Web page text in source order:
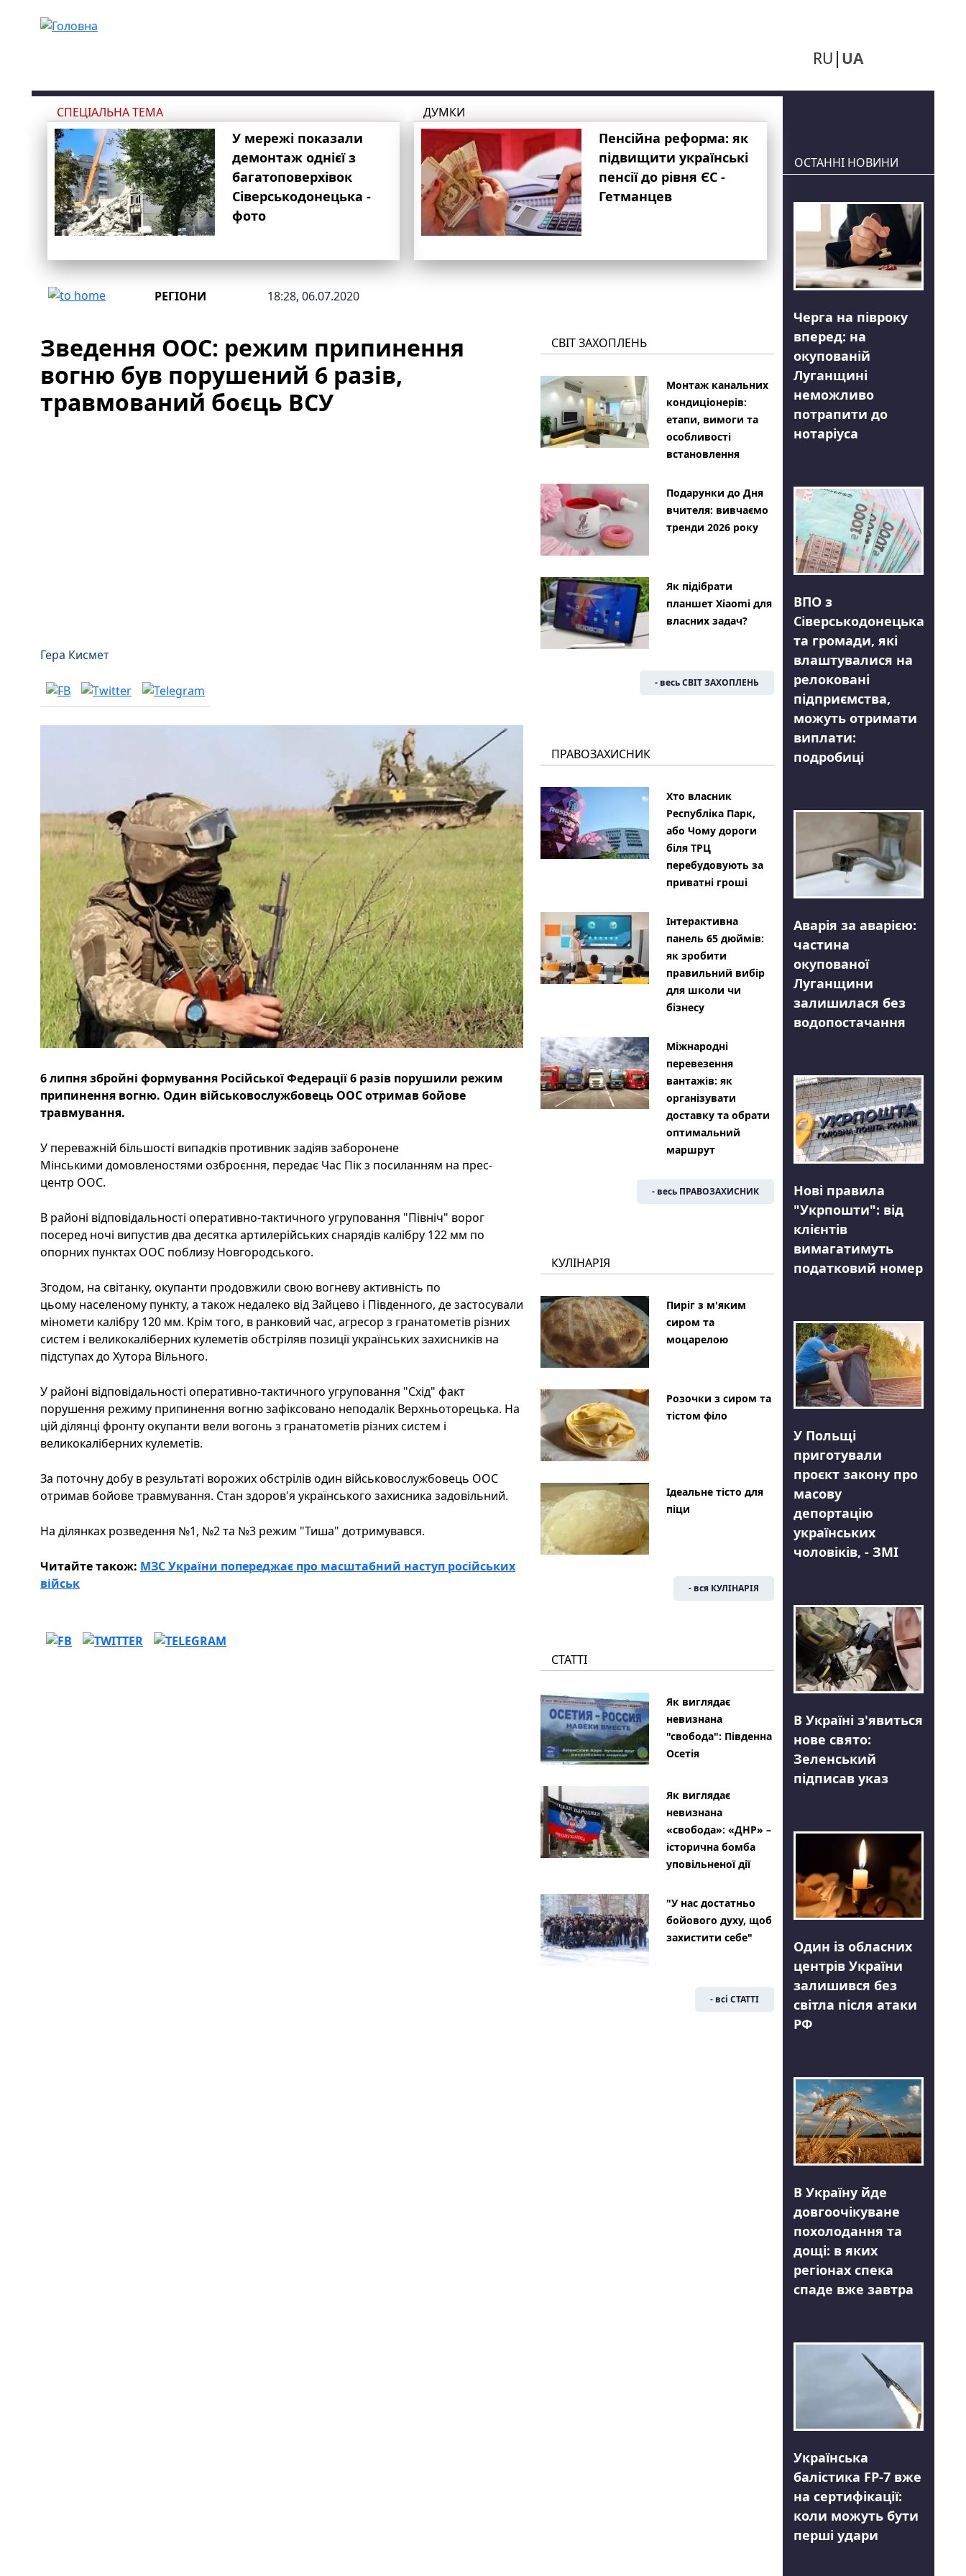
RU UA
СПЕЦІАЛЬНА ТЕМА
У мережі показали
демонтаж однієї з
багатоповерхівок
Сіверськодонецька -
фото
ДУМКИ
Пенсійна реформа: як
підвищити українські
пенсії до рівня ЄС -
Гетманцев
РЕГІОНИ 18:28, 06.07.2020
Зведення ООС: режим припинення
вогню був порушений 6 разів,
травмований боєць ВСУ
Гера Кисмет
6 липня збройні формування Російської Федерації 6 разів порушили режим
припинення вогню. Один військовослужбовець ООС отримав бойове
травмування.
У переважній більшості випадків противник задіяв заборонене
Мінськими домовленостями озброєння, передає Час Пік з посиланням на прес-
центр ООС.
В районі відповідальності оперативно-тактичного угруповання "Північ" ворог
посеред ночі випустив два десятка артилерійських снарядів калібру 122 мм по
опорних пунктах ООС поблизу Новгородського.
Згодом, на світанку, окупанти продовжили свою вогневу активність по
цьому населеному пункту, а також недалеко від Зайцево і Південного, де застосували
міномети калібру 120 мм. Крім того, в ранковий час, агресор з гранатометів різних
систем і великокаліберних кулеметів обстріляв позиції українських захисників на
підступах до Хутора Вільного.
У районі відповідальності оперативно-тактичного угруповання "Схід" факт
порушення режиму припинення вогню зафіксовано неподалік Верхньоторецька. На
цій ділянці фронту окупанти вели вогонь з гранатометів різних систем і
великокаліберних кулеметів.
За поточну добу в результаті ворожих обстрілів один військовослужбовець ООС
отримав бойове травмування. Стан здоров'я українського захисника задовільний.
На ділянках розведення №1, №2 та №3 режим "Тиша" дотримувався.
Читайте також: МЗС України попереджає про масштабний наступ російських
військ
СВІТ ЗАХОПЛЕНЬ
Монтаж канальних
кондиціонерів:
етапи, вимоги та
особливості
встановлення
Подарунки до Дня
вчителя: вивчаємо
тренди 2026 року
Як підібрати
планшет Xiaomi для
власних задач?
- весь СВІТ ЗАХОПЛЕНЬ
ПРАВОЗАХИСНИК
Хто власник
Республіка Парк,
або Чому дороги
біля ТРЦ
перебудовують за
приватні гроші
Інтерактивна
панель 65 дюймів:
як зробити
правильний вибір
для школи чи
бізнесу
Міжнародні
перевезення
вантажів: як
організувати
доставку та обрати
оптимальний
маршрут
- весь ПРАВОЗАХИСНИК
КУЛІНАРІЯ
Пиріг з м'яким
сиром та
моцарелою
Розочки з сиром та
тістом філо
Ідеальне тісто для
піци
- вся КУЛІНАРІЯ
СТАТТІ
Як виглядає
невизнана
"свобода": Південна
Осетія
Як виглядає
невизнана
«свобода»: «ДНР» –
історична бомба
уповільненої дії
"У нас достатньо
бойового духу, щоб
захистити себе"
- всі СТАТТІ
ОСТАННІ НОВИНИ
Черга на півроку
вперед: на
окупованій
Луганщині
неможливо
потрапити до
нотаріуса
ВПО з
Сіверськодонецька
та громади, які
влаштувалися на
релоковані
підприємства,
можуть отримати
виплати:
подробиці
Аварія за аварією:
частина
окупованої
Луганщини
залишилася без
водопостачання
Нові правила
"Укрпошти": від
клієнтів
вимагатимуть
податковий номер
У Польщі
приготували
проєкт закону про
масову
депортацію
українських
чоловіків, - ЗМІ
В Україні з'явиться
нове свято:
Зеленський
підписав указ
Один із обласних
центрів України
залишився без
світла після атаки
РФ
В Україну йде
довгоочікуване
похолодання та
дощі: в яких
регіонах спека
спаде вже завтра
Українська
балістика FP-7 вже
на сертифікації:
коли можуть бути
перші удари